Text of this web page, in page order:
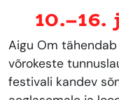
Aigu Om
võrokeste
festivali kandev